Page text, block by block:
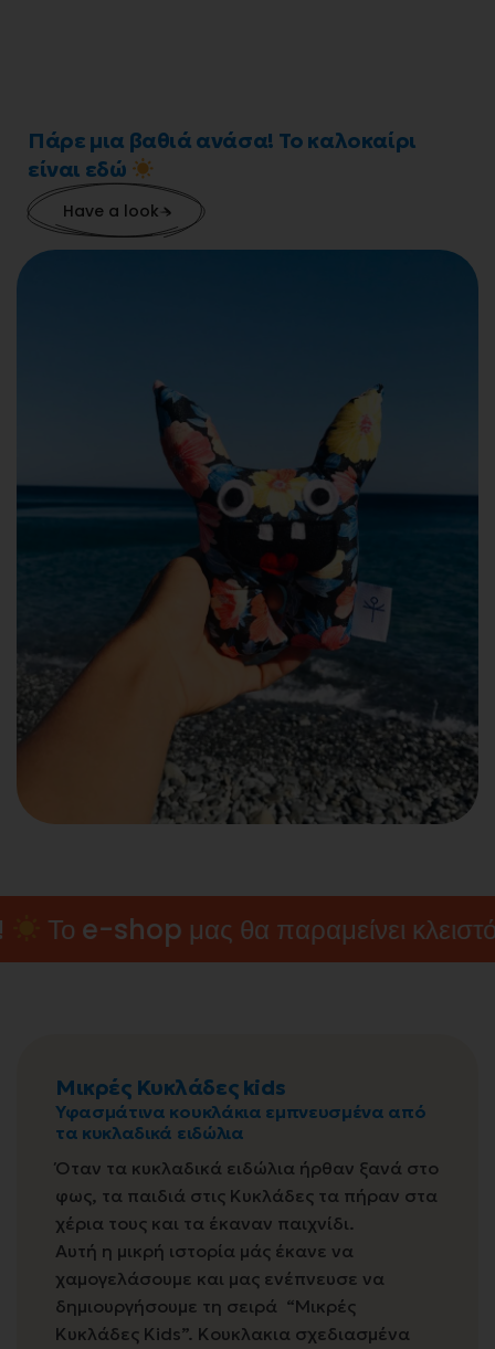
Πάρε μια βαθιά ανάσα! Το καλοκαίρι
είναι εδώ
Have a look
θα παραμείνει κλειστό έως τις 15
Μικρές Κυκλάδες kids
Υφασμάτινα κουκλάκια εμπνευσμένα από
τα κυκλαδικά ειδώλια
Όταν τα κυκλαδικά ειδώλια ήρθαν ξανά στο
φως, τα παιδιά στις Κυκλάδες τα πήραν στα
χέρια τους και τα έκαναν παιχνίδι.
Αυτή η μικρή ιστορία μάς έκανε να
χαμογελάσουμε και μας ενέπνευσε να
δημιουργήσουμε τη σειρά “Μικρές
Κυκλάδες Kids”. Κουκλακια σχεδιασμένα